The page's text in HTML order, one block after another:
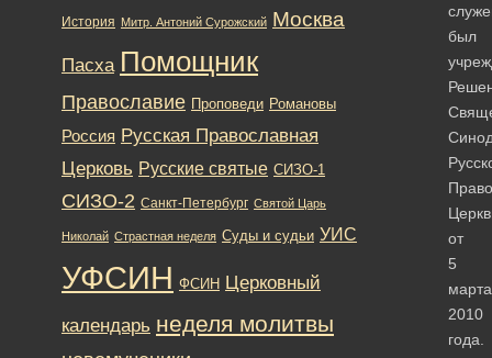
был
от
5
марта
2010
года.
История Митр. Антоний Сурожский Москва
Пасха Помощник
Православие Проповеди Романовы
Россия Русская Православная
Церковь Русские святые СИЗО-1
СИЗО-2 Санкт-Петербург Святой Царь
Николай Страстная неделя Суды и судьи УИС
УФСИН ФСИН Церковный
календарь неделя молитвы